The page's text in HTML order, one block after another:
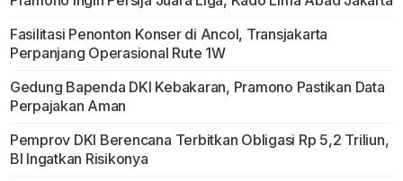
Fasilitasi Penonton Konser di Ancol, Transjakarta
Perpanjang Operasional Rute 1W
Gedung Bapenda DKI Kebakaran, Pramono Pastikan Data
Perpajakan Aman
Pemprov DKI Berencana Terbitkan Obligasi Rp 5,2 Triliun,
BI Ingatkan Risikonya